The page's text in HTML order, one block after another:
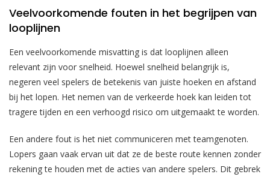
Veelvoorkomende fouten in het begrijpen van
looplijnen
Een veelvoorkomende misvatting is dat looplijnen alleen
relevant zijn voor snelheid. Hoewel snelheid belangrijk is,
negeren veel spelers de betekenis van juiste hoeken en afstand
bij het lopen. Het nemen van de verkeerde hoek kan leiden tot
tragere tijden en een verhoogd risico om uitgemaakt te worden.
Een andere fout is het niet communiceren met teamgenoten.
Lopers gaan vaak ervan uit dat ze de beste route kennen zonder
rekening te houden met de acties van andere spelers. Dit gebrek